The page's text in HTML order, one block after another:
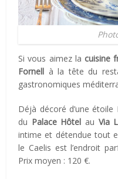
Si vous aimez la cuisine
Fornell à la tête du
gastronomiques
Déjà décoré d’une
du Palace Hôtel au Via
intime et détendue tout
le Caelis est l’endroit
Prix moyen : 120 €.